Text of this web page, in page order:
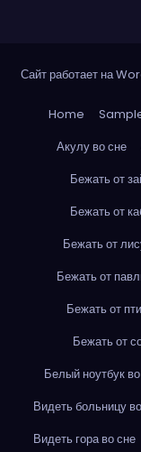
Сайт работает на
Home
Акулу во сне
Бежать от
Бежать от
Бежать от
Бежать от
Бежать от
Бежать от
Белый ноутбук
Видеть больницу
Видеть гора во сне